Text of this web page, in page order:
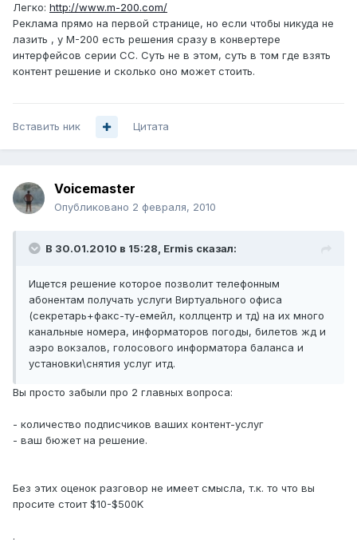
Легко: http://www.m-200.com/
Реклама прямо на первой странице, но если чтобы никуда не
лазить , у М-200 есть решения сразу в конвертере
интерфейсов серии СС. Суть не в этом, суть в том где взять
контент решение и сколько оно может стоить.
Вставить ник Цитата
Voicemaster
Опубликовано 2 февраля, 2010
В 30.01.2010 в 15:28, Ermis сказал:
Ищется решение которое позволит телефонным
абонентам получать услуги Виртуального офиса
(секретарь+факс-ту-емейл, коллцентр и тд) на их много
канальные номера, информаторов погоды, билетов жд и
аэро вокзалов, голосового информатора баланса и
установки\снятия услуг итд.
Вы просто забыли про 2 главных вопроса:
- количество подписчиков ваших контент-услуг
- ваш бюжет на решение.
Без этих оценок разговор не имеет смысла, т.к. то что вы
просите стоит $10-$500K
.